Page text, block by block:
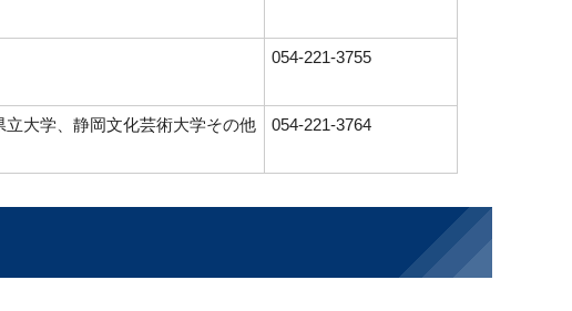
054-221-3755
大学、静岡文化芸術大学その他
054-221-3764